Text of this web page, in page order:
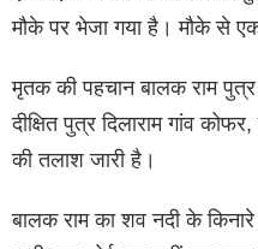
मौके पर भेजा गया है। मौके से
मृतक की पहचान बालक राम
दीक्षित पुत्र दिलाराम गांव
की तलाश जारी है।
बालक राम का शव नदी के